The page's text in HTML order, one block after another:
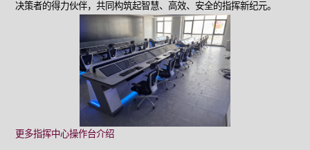
决策者的得力伙伴，共同构筑起智慧、高效、安全的指挥新纪元。
更多指挥中心操作台介绍